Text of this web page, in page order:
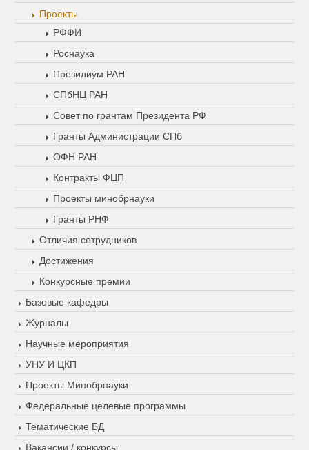
Проекты
РФФИ
Роснаука
Президиум РАН
СПбНЦ РАН
Совет по грантам Президента РФ
Гранты Администрации СПб
ОФН РАН
Контракты ФЦП
Проекты минобрнауки
Гранты РНФ
Отличия сотрудников
Достижения
Конкурсные премии
Базовые кафедры
Журналы
Научные мероприятия
УНУ И ЦКП
Проекты Минобрнауки
Федеральные целевые программы
Тематические БД
Вакансии / конкурсы